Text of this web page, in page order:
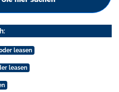
leasen
leasen